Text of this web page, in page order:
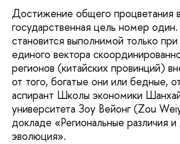
Достижение общего процветания
государственная цель номер
становится выполнимой только
единого вектора
регионов (китайских провинций)
от того, богатые они или бедные,
аспирант Школы экономики
университета Зоу Вейонг (Zou
докладе «Региональные различия
эволюция».